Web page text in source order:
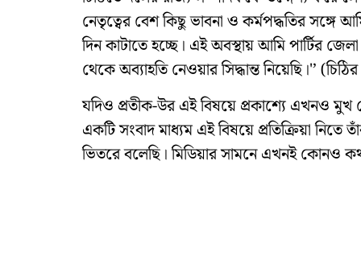
নেতৃত্বের বেশ কিছু ভাবনা ও কর্মপদ্ধতির সঙ্গে
দিন কাটাতে হচ্ছে। এই অবস্থায় আমি পার্টির
থেকে অব্যাহতি নেওয়ার সিদ্ধান্ত নিয়েছি।'’
যদিও প্রতীক-উর এই বিষয়ে প্রকাশ্যে এখনও মুখ
একটি সংবাদ মাধ্যম এই বিষয়ে প্রতিক্রিয়া
ভিতরে বলেছি। মিডিয়ার সামনে এখনই কোনও